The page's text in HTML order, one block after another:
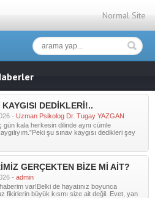
Normal Site
KAYGISI DEDİKLERİ!..
- Uzman Psikolog Dr. Tugay YAZGAN
gün kala herkesin dilinde aynı cümle
şu sınav kaygısı dedikleri şey
GERÇEKTEN BİZE Mİ AİT?
- admin
var!Belki de hayatınız boyunca
fikirlerin büyük kısmı size ait değil. Evet, yan